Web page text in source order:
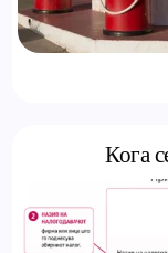
Кога